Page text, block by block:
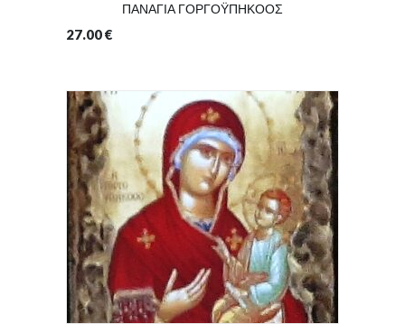
ΠΑΝΑΓΙΑ ΓΟΡΓΟΫΠΗΚΟΟΣ
27.00€